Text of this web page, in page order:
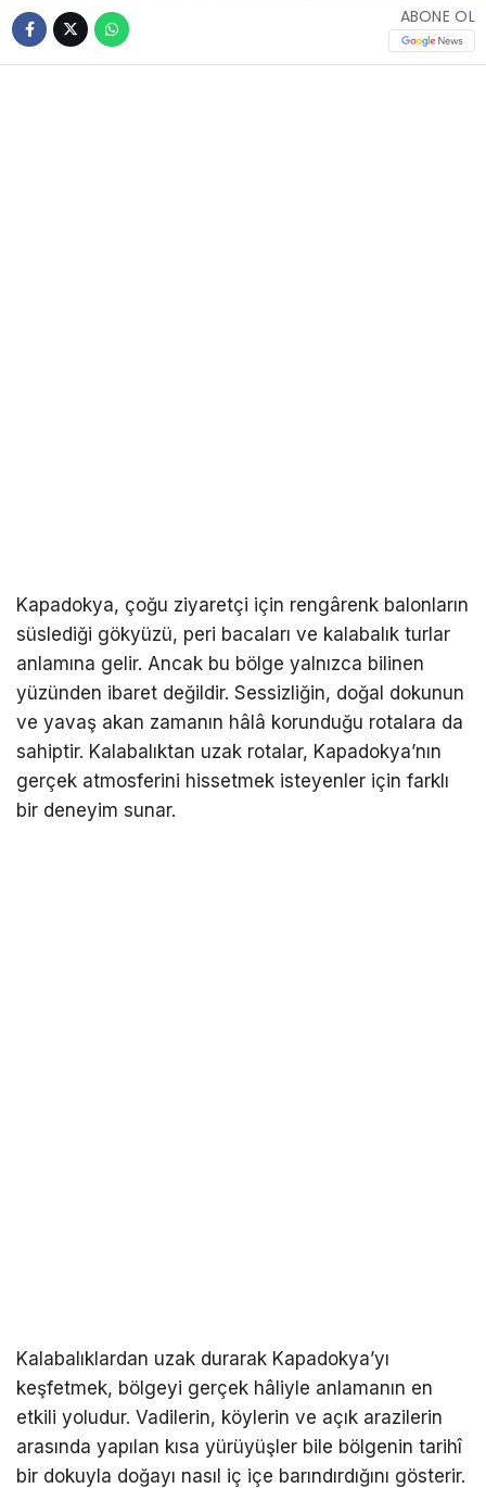
ABONE OL
Kapadokya, çoğu ziyaretçi için rengârenk balonların
süslediği gökyüzü, peri bacaları ve kalabalık turlar
anlamına gelir. Ancak bu bölge yalnızca bilinen
yüzünden ibaret değildir. Sessizliğin, doğal dokunun
ve yavaş akan zamanın hâlâ korunduğu rotalara da
sahiptir. Kalabalıktan uzak rotalar, Kapadokya’nın
gerçek atmosferini hissetmek isteyenler için farklı
bir deneyim sunar.
Kalabalıklardan uzak durarak Kapadokya’yı
keşfetmek, bölgeyi gerçek hâliyle anlamanın en
etkili yoludur. Vadilerin, köylerin ve açık arazilerin
arasında yapılan kısa yürüyüşler bile bölgenin tarihî
bir dokuyla doğayı nasıl iç içe barındırdığını gösterir.